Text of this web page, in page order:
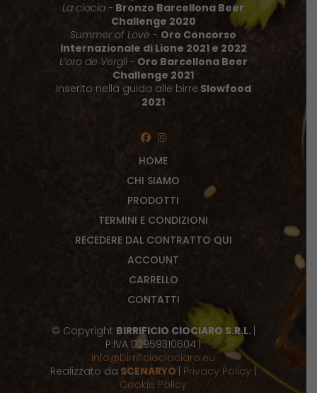
La ciocia - Bronzo Barcellona Beer
Challenge 2020
Summer of Love - Oro Concorso
Internazionale di Lione 2021 e 2022
L’oro de Vergli - Oro Barcellona Beer
Challenge 2021
Inserito nella guida alle birre Slowfood
2021
HOME
CHI SIAMO
PRODOTTI
TERMINI E CONDIZIONI
RECEDERE DAL CONTRATTO QUI
ACCOUNT
CARRELLO
CONTATTI
© Copyright BIRRIFICIO CIOCIARO S.R.L.
P:IVA 02959310604 |
info@birrificiociociaro.eu
Realizzato da SCENARYO Privacy Policy
Cookie Policy